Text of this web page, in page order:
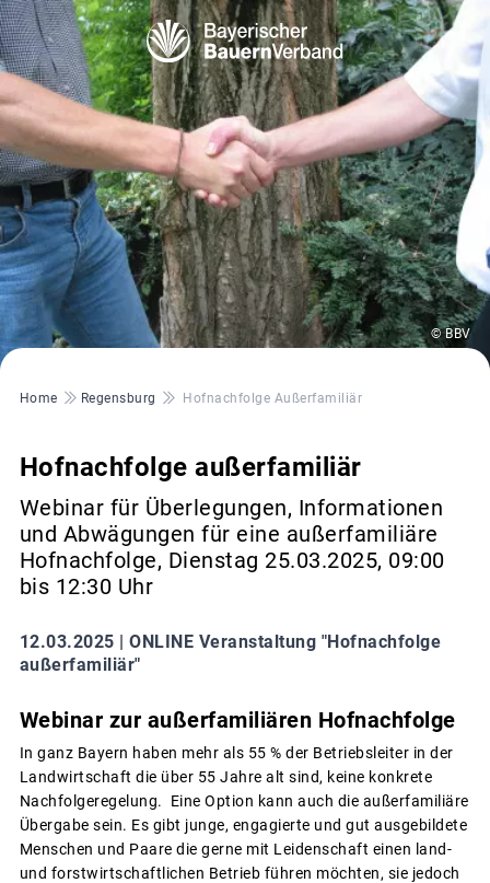
© BBV
Pfadnavigation
Home Regensburg Hofnachfolge Außerfamiliär
Hofnachfolge außerfamiliär
Webinar für Überlegungen, Informationen
und Abwägungen für eine außerfamiliäre
Hofnachfolge, Dienstag 25.03.2025, 09:00
bis 12:30 Uhr
12.03.2025 | ONLINE Veranstaltung "Hofnachfolge
außerfamiliär"
Webinar zur außerfamiliären Hofnachfolge
In ganz Bayern haben mehr als 55 % der Betriebsleiter in der
Landwirtschaft die über 55 Jahre alt sind, keine konkrete
Nachfolgeregelung. Eine Option kann auch die außerfamiliäre
Übergabe sein. Es gibt junge, engagierte und gut ausgebildete
Menschen und Paare die gerne mit Leidenschaft einen land-
und forstwirtschaftlichen Betrieb führen möchten, sie jedoch